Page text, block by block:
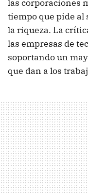
las corporaciones
tiempo que pide al
la riqueza. La
las empresas de
soportando un
que dan a los